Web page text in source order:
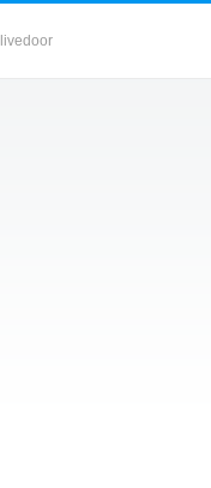
livedoor